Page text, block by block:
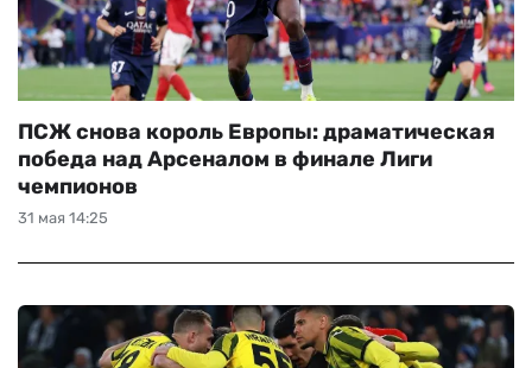
31 мая 14:25
ПСЖ снова король Европы: драматическая
победа над Арсеналом в финале Лиги
чемпионов